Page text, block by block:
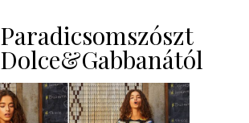
Paradicsomszószt
Dolce&Gabbanától